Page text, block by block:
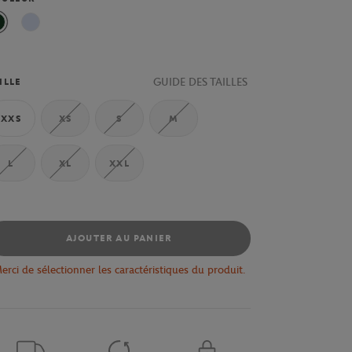
foncé
GUIDE DES TAILLES
XXS XS S M
L XL XXL
AJOUTER AU PANIER
de sélectionner les caractéristiques du produit.